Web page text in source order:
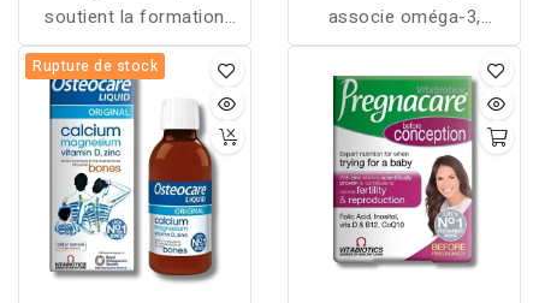
soutient la formation
d’hémoglobine et de
globules rouges grâce à
un fer hautement
absorbable, enrichi en
vitamine C et vitamines
B.
associe oméga-3,
collagène et minéraux
pour soutenir la
souplesse articulaire et
réduire les douleurs, idéal
pour les articulations
sensibles.
Rupture de stock